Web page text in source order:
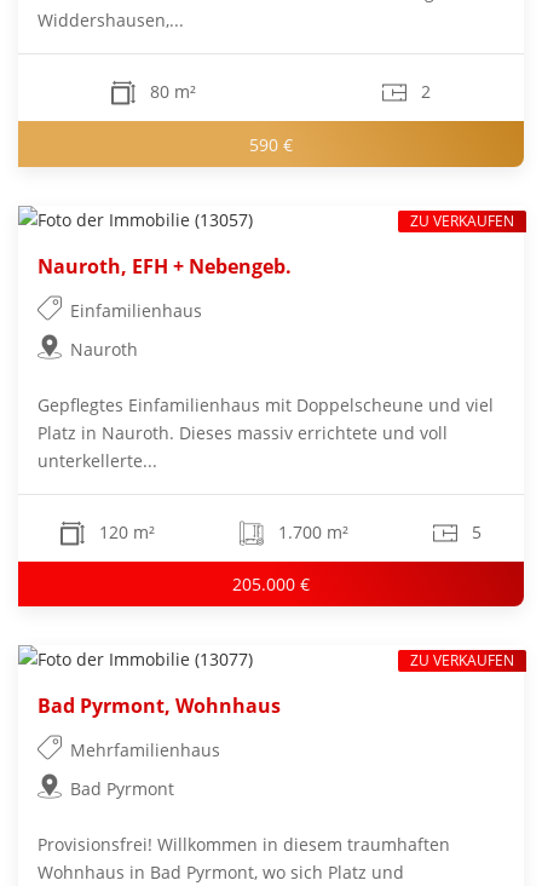
Widdershausen,...
80 m² 2
590 €
Nauroth, EFH + Nebengeb.
Einfamilienhaus
Nauroth
Gepflegtes Einfamilienhaus mit Doppelscheune und viel
Platz in Nauroth. Dieses massiv errichtete und voll
unterkellerte...
120 m² 1.700 m² 5
205.000 €
ZU VERKAUFEN
Bad Pyrmont, Wohnhaus
Mehrfamilienhaus
Bad Pyrmont
Provisionsfrei! Willkommen in diesem traumhaften
Wohnhaus in Bad Pyrmont, wo sich Platz und
ZU VERKAUFEN